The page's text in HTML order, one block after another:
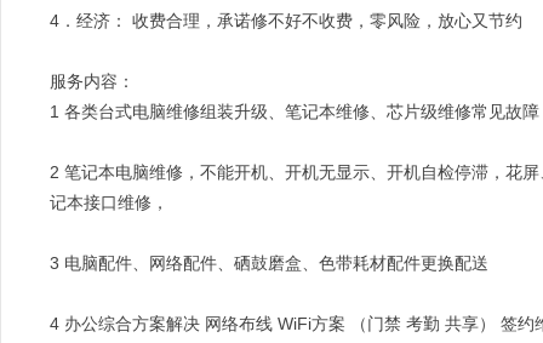
4．经济： 收费合理，承诺修不好不收费，零风险，放心又节约
服务内容：
1 各类台式电脑维修组装升级、笔记本维修、芯片级维修常见故
2 笔记本电脑维修，不能开机、开机无显示、开机自检停滞，花
记本接口维修，
3 电脑配件、网络配件、硒鼓磨盒、色带耗材配件更换配送
4 办公综合方案解决 网络布线 WiFi方案 （门禁 考勤 共享） 签